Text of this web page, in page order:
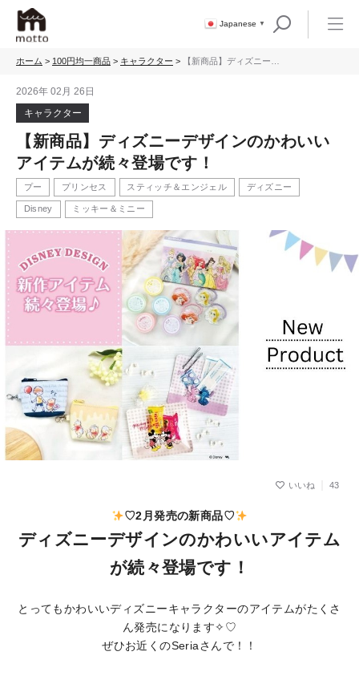
Japanese ▼
ホーム > 100円均一商品 > キャラクター >
【新商品】ディズニーデ
2026年 02月 26日
キャラクター
【新商品】ディズニーデザインのかわいい
アイテムが続々登場です！
プー プリンセス スティッチ＆エンジェル ディズニー
Disney ミッキー＆ミニー
43
♡2月発売の新商品♡
ディズニーデザインのかわいいアイテム
が続々登場です！
とってもかわいいディズニーキャラクターのアイテムがたくさ
ん発売になります✧♡
ぜひお近くのSeriaさんで！！